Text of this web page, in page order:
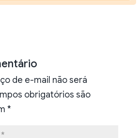
de e-mail não será
obrigatórios são
*